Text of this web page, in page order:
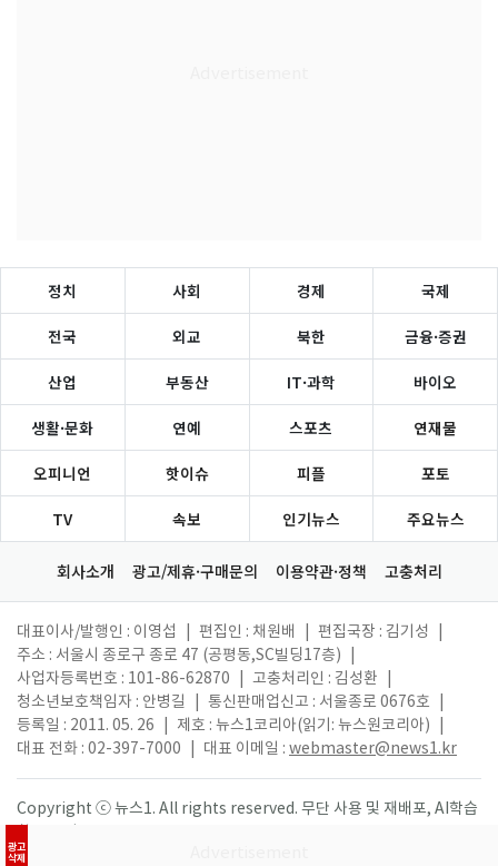
광고
삭제
정치 사회 경제 국제
전국 외교 북한 금융·증권
산업 부동산 IT·과학 바이오
생활·문화 연예 스포츠 연재물
오피니언 핫이슈 피플 포토
TV 속보 인기뉴스 주요뉴스
회사소개 광고/제휴·구매문의 이용약관·정책 고충처리
대표이사/발행인 : 이영섭 편집인 : 채원배 편집국장 : 김기성
주소 : 서울시 종로구 종로 47 (공평동,SC빌딩17층)
사업자등록번호 : 101-86-62870
고충처리인 : 김성환
청소년보호책임자 : 안병길
통신판매업신고 : 서울종로 0676호
등록일 : 2011. 05. 26
제호 : 뉴스1코리아(읽기: 뉴스원코리아)
대표 전화 : 02-397-7000
대표 이메일 : webmaster@news1.kr
Copyright ⓒ 뉴스1. All rights reserved. 무단 사용 및 재배포, AI학습
활용 금지.